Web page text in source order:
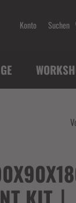
Konto Suchen